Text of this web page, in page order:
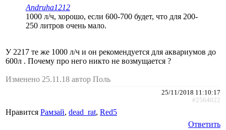
Andruha1212
1000 л/ч, хорошо, если 600-700 будет, что для 200-
250 литров очень мало.
У 2217 те же 1000 л/ч и он рекомендуется для аквариумов до
600л . Почему про него никто не возмущается ?
Изменено 25.11.18 автор Поль
25/11/2018 11:10:17
#2564022
Нравится Рамзай, dead_rat, Red5
Ответить